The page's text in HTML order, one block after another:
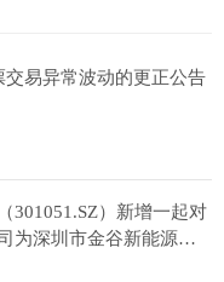
交易异常波动的更正公告
301051.SZ）新增一起对
为深圳市金谷新能源科